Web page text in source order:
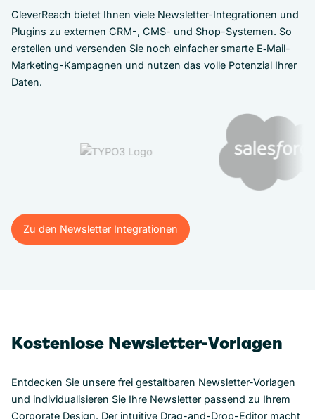
CleverReach bietet Ihnen viele Newsletter-Integrationen und
Plugins zu externen CRM-, CMS- und Shop-Systemen. So
erstellen und versenden Sie noch einfacher smarte E‑Mail-
Marketing-Kampagnen und nutzen das volle Potenzial Ihrer
Daten.
Zu den Newsletter Integrationen
Zu den Newsletter Integrationen
Kostenlose Newsletter-Vorlagen
Entdecken Sie unsere frei gestaltbaren Newsletter-Vorlagen
und individualisieren Sie Ihre Newsletter passend zu Ihrem
Corporate Design. Der intuitive Drag-and-Drop-Editor macht